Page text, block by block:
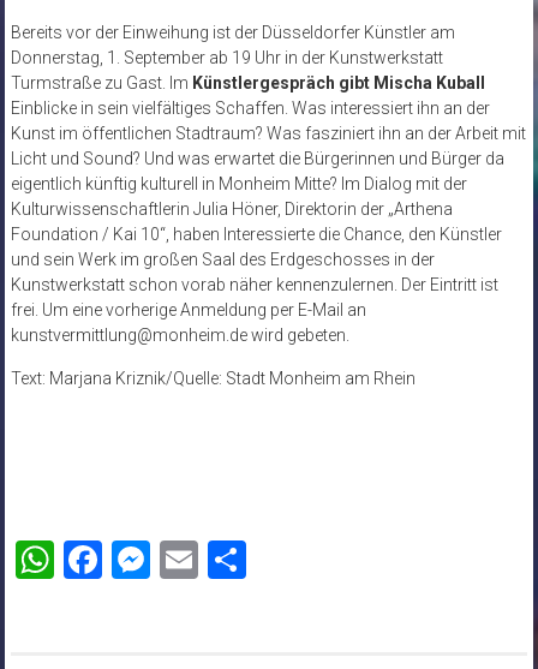
Bereits vor der Einweihung ist der Düsseldorfer Künstler am
Donnerstag, 1. September ab 19 Uhr in der Kunstwerkstatt
Turmstraße zu Gast. Im Künstlergespräch gibt Mischa Kuball
Einblicke in sein vielfältiges Schaffen. Was interessiert ihn an der
Kunst im öffentlichen Stadtraum? Was fasziniert ihn an der Arbeit mit
Licht und Sound? Und was erwartet die Bürgerinnen und Bürger da
eigentlich künftig kulturell in Monheim Mitte? Im Dialog mit der
Kulturwissenschaftlerin Julia Höner, Direktorin der „Arthena
Foundation / Kai 10“, haben Interessierte die Chance, den Künstler
und sein Werk im großen Saal des Erdgeschosses in der
Kunstwerkstatt schon vorab näher kennenzulernen. Der Eintritt ist
frei. Um eine vorherige Anmeldung per E-Mail an
kunstvermittlung@monheim.de wird gebeten.
Text: Marjana Kriznik/Quelle: Stadt Monheim am Rhein
WhatsApp
Facebook
Messenger
EmailTeilen